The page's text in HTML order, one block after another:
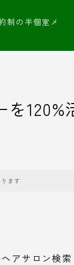
制の半個室メ
120%
ます
アサロン検